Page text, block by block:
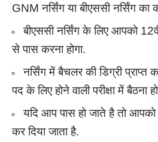
GNM नर्सिंग या बीएससी नर्सिंग का
बीएससी नर्सिंग के लिए आपको
से पास करना होगा.
नर्सिंग में बैचलर की डिग्री
पद के लिए होने वाली परीक्षा में बैठना
यदि आप पास हो जाते है तो
कर दिया जाता है.